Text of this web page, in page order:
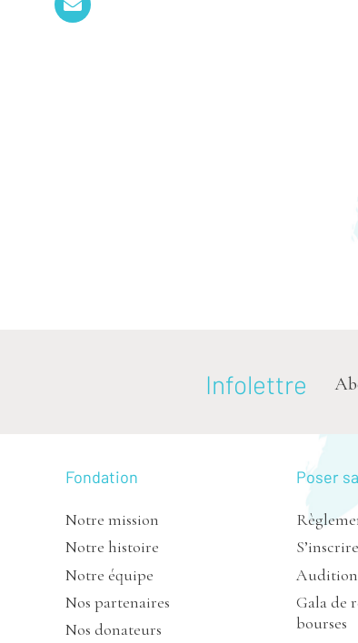
Infolettre
Fondation
Notre mission
Notre histoire
Notre équipe
Nos partenaires
Nos donateurs
Poser
S’inscrire
Gala de
bourses